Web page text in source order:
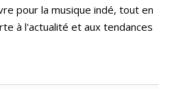
pour la musique indé, tout en
à l'actualité et aux tendances